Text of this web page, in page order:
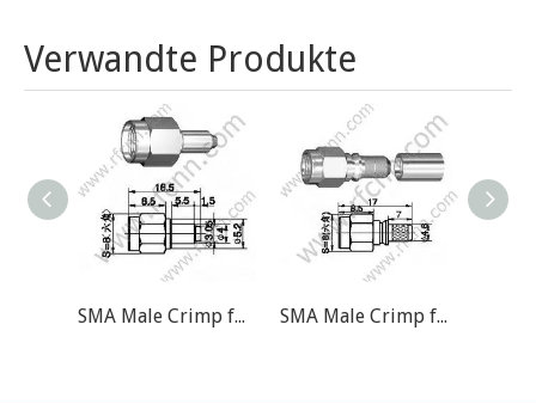
Verwandte Produkte
SMA Male Crimp für RG178 RF-Anschluss SMA Male Crimp für RG58 RF-Anschluss